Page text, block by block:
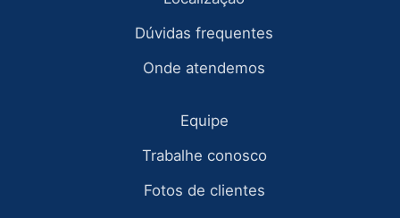
Dúvidas frequentes
Onde atendemos
Equipe
Trabalhe conosco
Fotos de clientes